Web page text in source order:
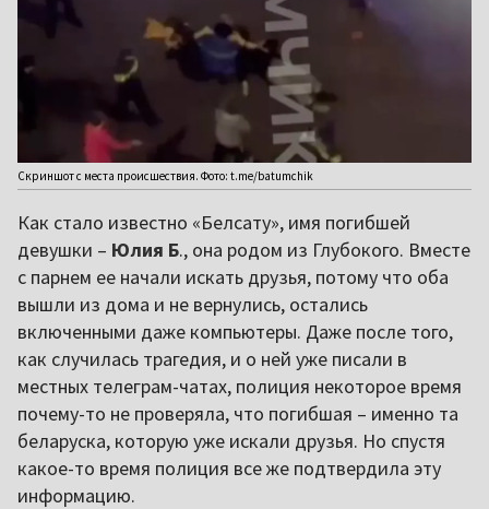
Скриншот с места происшествия. Фото: t.me/batumchik
Как стало известно «Белсату», имя погибшей
девушки – Юлия Б., она родом из Глубокого. Вместе
с парнем ее начали искать друзья, потому что оба
вышли из дома и не вернулись, остались
включенными даже компьютеры. Даже после того,
как случилась трагедия, и о ней уже писали в
местных телеграм-чатах, полиция некоторое время
почему-то не проверяла, что погибшая – именно та
беларуска, которую уже искали друзья. Но спустя
какое-то время полиция все же подтвердила эту
информацию.